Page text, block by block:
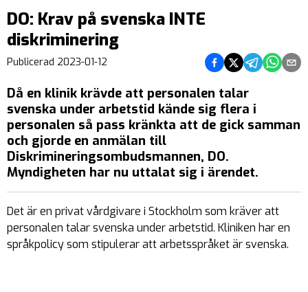
DO: Krav på svenska INTE
diskriminering
Publicerad 2023-01-12 Dela på Facebook
Dela på Twitter
Dela påDela på
Dela
Då en klinik krävde att personalen talar
svenska under arbetstid kände sig flera i
personalen så pass kränkta att de gick samman
och gjorde en anmälan till
Diskrimineringsombudsmannen, DO.
Myndigheten har nu uttalat sig i ärendet.
Det är en privat vårdgivare i Stockholm som kräver att
personalen talar svenska under arbetstid. Kliniken har en
språkpolicy som stipulerar att arbetsspråket är svenska.